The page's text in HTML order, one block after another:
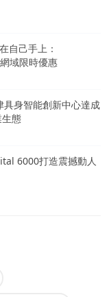
自己手上：
域限時優惠
身智能創新中心達成
態
6000打造震撼動人